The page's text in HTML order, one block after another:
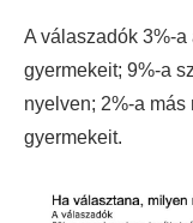
A válaszadók 3%-
gyermekeit; 9%-a
nyelven; 2%-a
gyermekeit.